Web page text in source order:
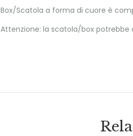
Box/Scatola a forma di cuore è
Attenzione: la scatola/box potrebbe